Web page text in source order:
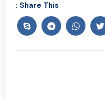
Share This :